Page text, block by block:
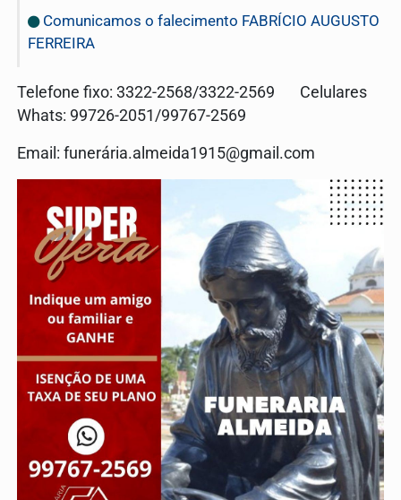
Comunicamos o falecimento FABRÍCIO AUGUSTO
FERREIRA
Telefone fixo: 3322-2568/3322-2569 Celulares
Whats: 99726-2051/99767-2569
Email: funerária.almeida1915@gmail.com